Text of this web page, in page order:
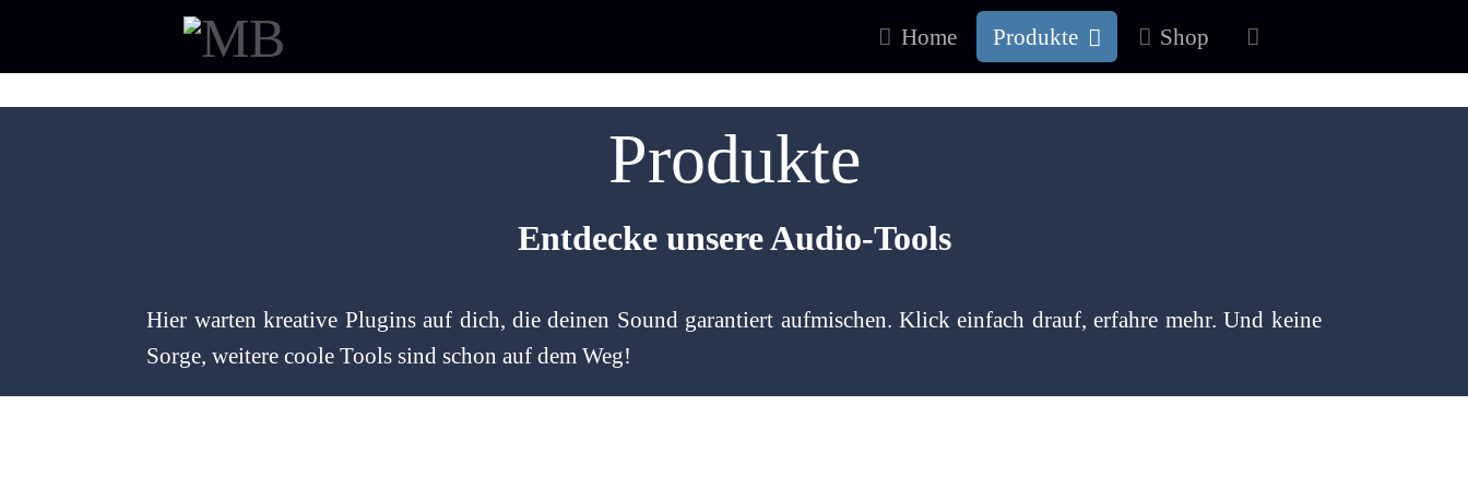
Home Produkte Shop
Produkte
Entdecke unsere Audio-Tools
Hier warten kreative Plugins auf dich, die deinen Sound garantiert aufmischen. Klick einfach drauf, erfahre mehr. Und keine
Sorge, weitere coole Tools sind schon auf dem Weg!